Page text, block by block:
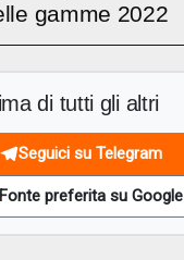
gamme 2022
di tutti gli altri
Seguici su Telegram
Fonte preferita su Google